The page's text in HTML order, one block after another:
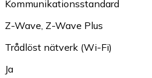
Kommunikationsstandard
Z-Wave, Z-Wave Plus
Trådlöst nätverk (Wi-Fi)
Ja